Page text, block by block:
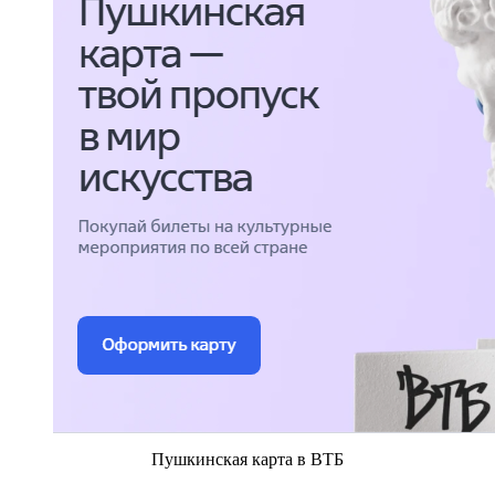
Пушкинская карта в ВТБ